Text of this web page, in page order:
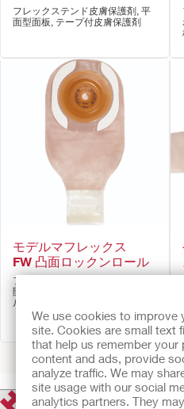
We use cookies to improve
site. Cookies are small text
that help us remember your
content and ads, provide
analyze traffic. We may
site usage with our social
analytics partners. They
フレックステンド皮膚保護剤, 平
面型面板, テープ付皮膚保護剤
モデルマフレックス
FW 凸面ロックンロール
フレックスウェアー保護剤, 凸面,
開放型ストーマ袋（ロックンロー
ル マイクロシール）, テープ
前へ1 2